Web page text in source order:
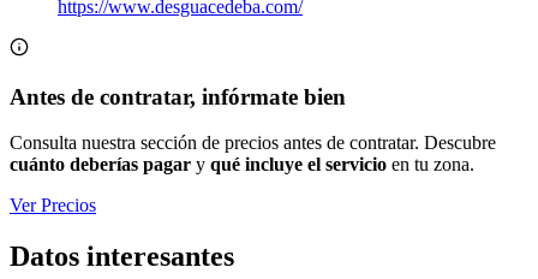
https://www.desguacedeba.com/
Antes de contratar, infórmate bien
Consulta nuestra sección de precios antes de contratar. Descubre
cuánto deberías pagar y qué incluye el servicio en tu zona.
Ver Precios
Datos interesantes